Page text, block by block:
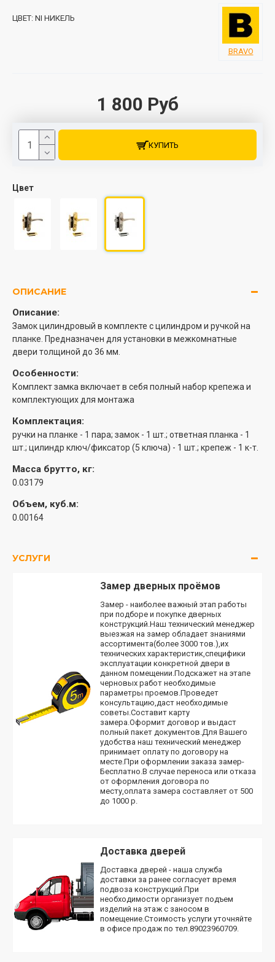
1 800 Руб
ЦВЕТ: NI НИКЕЛЬ
BRAVO
Цвет
КУПИТЬ
ОПИСАНИЕ
Описание:
Замок цилиндровый в комплекте с цилиндром и ручкой на
планке. Предназначен для установки в межкомнатные
двери толщиной до 36 мм.
Особенности:
Комплект замка включает в себя полный набор крепежа и
комплектующих для монтажа
Комплектация:
ручки на планке - 1 пара; замок - 1 шт.; ответная планка - 1
шт.; цилиндр ключ/фиксатор (5 ключа) - 1 шт.; крепеж - 1 к-т.
Масса брутто, кг:
0.03179
Объем, куб.м:
0.00164
УСЛУГИ
Замер дверных проёмов
Замер - наиболее важный этап работы
при подборе и покупке дверных
конструкций.Наш технический менеджер
выезжая на замер обладает знаниями
ассортимента(более 3000 тов.),их
технических характеристик,специфики
эксплуатации конкретной двери в
данном помещении.Подскажет на этапе
черновых работ необходимые
параметры проемов.Проведет
консультацию,даст необходимые
советы.Составит карту
замера.Оформит договор и выдаст
полный пакет документов.Для Вашего
удобства наш технический менеджер
принимает оплату по договору на
месте.При оформлении заказа замер-
Бесплатно.В случае переноса или отказа
от оформления договора по
месту,оплата замера составляет от 500
до 1000 р.
Доставка дверей
Доставка дверей - наша служба
доставки за ранее согласует время
подвоза конструкций.При
необходимости организует подъем
изделий на этаж с заносом в
помещение.Стоимость услуги уточняйте
в офисе продаж по тел.89023960709.